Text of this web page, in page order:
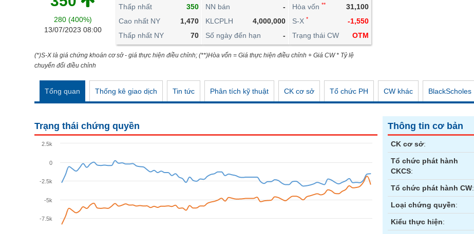
280 (400%)
13/07/2023 08:00
Thấp nhất
350
Cao nhất NY
1,470
Thấp nhất NY
70
NN bán
-
KLCPLH
4,000,000
Số ngày đến hạn
-
Hòa vốn **
31,100
S-X *
-1,550
Trạng thái CW
OTM
(*)S-X là giá chứng khoán cơ sở - giá thực hiện điều chỉnh; (**)Hòa vốn = Giá thực hiện điều chỉnh + Giá CW * Tỷ lệ
chuyển đổi điều chỉnh
Tổng quan Thống kê giao dịch Tin tức Phân tích kỹ thuật CK cơ sở Tổ chức PH CW khác BlackScholes
Trạng thái chứng quyền
-7.5k
-5k
-2.5k
0
2.5k
Thông tin cơ bản
CK cơ sở:
Tổ chức phát hành
CKCS:
Tổ chức phát hành CW:
Loại chứng quyền:
Kiểu thực hiện:
THẾ GIỚI
ĐÔNG DƯƠNG
PHÂN TÍCH
CÔNG CỤ ĐẦU TƯ
XUẤT DỮ LIỆU
TIN MỚI
VS-SECTOR
NGUYÊN VẬT LIỆU
TIÊU DÙNG KHÔNG THIẾT YẾU
CHĂM SÓC SỨC KHỎE